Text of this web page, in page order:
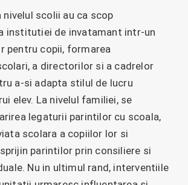
nivelul scolii au ca scop
institutiei de invatamant intr-un
pentru copii, formarea
a directorilor si a cadrelor
a-si adapta stilul de lucru
elev. La nivelul familiei, se
legaturii parintilor cu scoala,
scolara a copiilor lor si
parintilor prin consiliere si
Nu in ultimul rand, interventiile